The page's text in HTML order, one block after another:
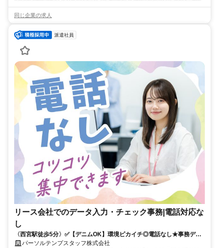
同じ企業の求人
派遣社員
リース会社でのデータ入力・チェック事務|電話対応な
し
〈西宮駅徒歩5分〉✅️【デニムOK】環境ピカイチ◎電話なし★事務デビ
ュー歓迎↑1500円
パーソルテンプスタッフ株式会社